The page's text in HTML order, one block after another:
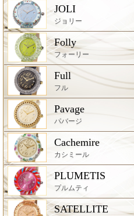
JOLI
ジョリー
Folly
フォーリー
Full
フル
Pavage
パバージ
Cachemire
カシミール
PLUMETIS
プルムティ
SATELLITE